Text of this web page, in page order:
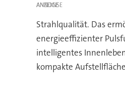
ANZEIGE
Strahlqualität. Das
energieeffizienter
intelligentes
kompakte